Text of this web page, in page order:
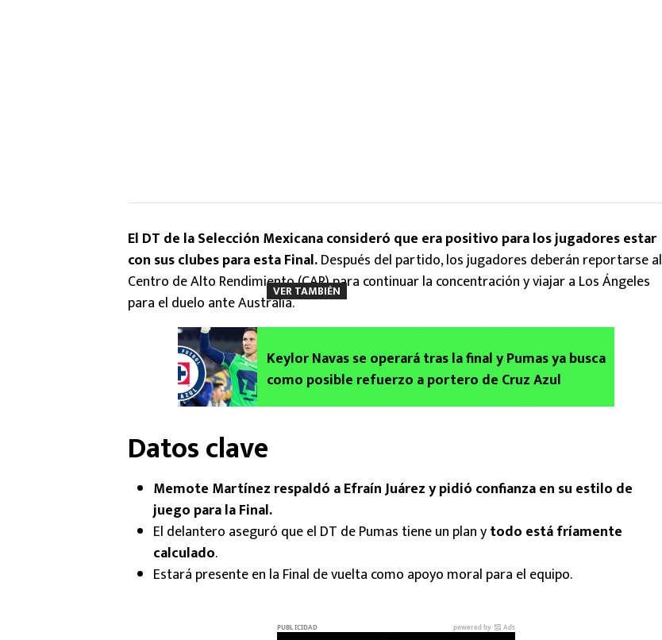
El DT de la Selección Mexicana consideró que era positivo para los jugadores estar
con sus clubes para esta Final.Después del partido, los jugadores deberán reportarse al
Centro de Alto Rendimiento (CAR) para continuar la concentración y viajar a Los Ángeles
para el duelo ante Australia.
VER TAMBIÉN
Keylor Navas se operará tras la final y Pumas ya busca
como posible refuerzo a portero de Cruz Azul
Datos clave
Memote Martínez respaldó a Efraín Juárez y pidió confianza en su estilo de
juego para la Final.
El delantero aseguró que el DT de Pumas tiene un plan ytodo está fríamente
calculado.
Estará presente en la Final de vuelta como apoyo moral para el equipo.